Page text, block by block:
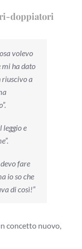
doppiatori
volevo
ha dato
riuscivo a
leggio e
fare
io so che
di così!”
concetto nuovo,